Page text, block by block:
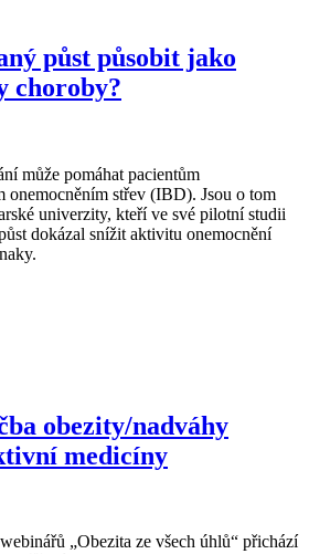
půst působit jako
choroby?
může pomáhat pacientům
onemocněním střev (IBD). Jsou o tom
univerzity, kteří ve své pilotní studii
dokázal snížit aktivitu onemocnění
obezity/nadváhy
medicíny
„Obezita ze všech úhlů“ přichází